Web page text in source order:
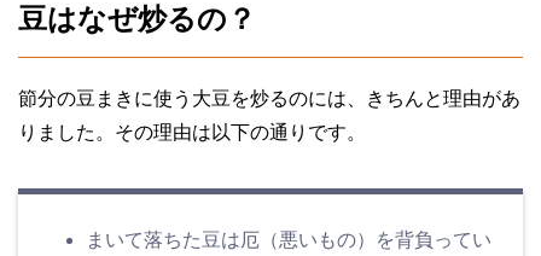
豆はなぜ炒るの？
節分の豆まきに使う大豆を炒るのには、きちんと理由があ
りました。その理由は以下の通りです。
まいて落ちた豆は厄（悪いもの）を背負ってい